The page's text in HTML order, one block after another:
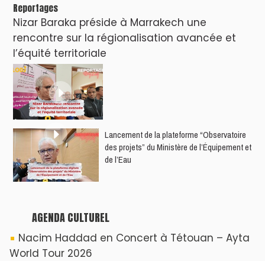
Reportages
Nizar Baraka préside à Marrakech une
rencontre sur la régionalisation avancée et
l’équité territoriale
​Lancement de la plateforme “Observatoire
des projets” du Ministère de l’Équipement et
de l’Eau
AGENDA CULTUREL
Nacim Haddad en Concert à Tétouan – Ayta
World Tour 2026